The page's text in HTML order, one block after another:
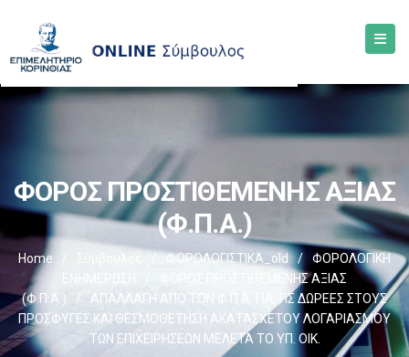
ΦΟΡΟΣ ΠΡΟΣΤΙΘΕΜΕΝΗΣ ΑΞΙΑΣ
(Φ.Π.Α.)
Home Σύμβουλος / ΦΟΡΟΛΟΓΙΣΤΙΚΑ_old /
ΦΟΡΟΛΟΓΙΚΗ
ΕΝΗΜΕΡΩΣΗ
ΦΟΡΟΣ ΠΡΟΣΤΙΘΕΜΕΝΗΣ ΑΞΙΑΣ
(Φ.Π.Α.)
/
AΠΑΛΛΑΓΗ ΑΠΟ ΤΟΝ Φ.Π.Α. ΓΙΑ ΤΙΣ ΔΩΡΕΕΣ ΣΤΟΥΣ
ΠΡΟΣΦΥΓΕΣ ΚΑΙ ΘΕΣΜΟΘΕΤΗΣΗ ΑΚΑΤΑΣΧΕΤΟΥ ΛΟΓΑΡΙΑΣΜΟΥ
ΤΩΝ ΕΠΙΧΕΙΡΗΣΕΩΝ ΜΕΛΕΤΑ ΤΟ ΥΠ. ΟΙΚ.